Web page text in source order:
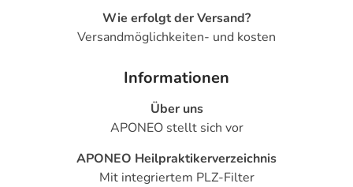
Wie erfolgt der Versand?
Versandmöglichkeiten- und kosten
Informationen
Über uns
APONEO stellt sich vor
APONEO Heilpraktikerverzeichnis
Mit integriertem PLZ-Filter